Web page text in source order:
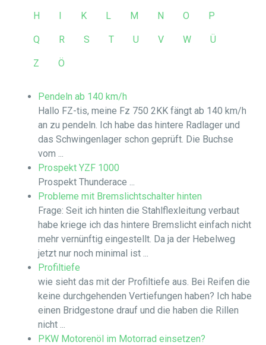
H I K L M N O P
Q R S T U V W Ü
Z Ö
Pendeln ab 140 km/h
Hallo FZ-tis, meine Fz 750 2KK fängt ab 140 km/h
an zu pendeln. Ich habe das hintere Radlager und
das Schwingenlager schon geprüft. Die Buchse
vom ...
Prospekt YZF 1000
Prospekt Thunderace ...
Probleme mit Bremslichtschalter hinten
Frage: Seit ich hinten die Stahlflexleitung verbaut
habe kriege ich das hintere Bremslicht einfach nicht
mehr vernünftig eingestellt. Da ja der Hebelweg
jetzt nur noch minimal ist ...
Profiltiefe
wie sieht das mit der Profiltiefe aus. Bei Reifen die
keine durchgehenden Vertiefungen haben? Ich habe
einen Bridgestone drauf und die haben die Rillen
nicht ...
PKW Motorenöl im Motorrad einsetzen?